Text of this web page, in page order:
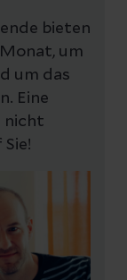
bieten
um
um das
Eine
nicht